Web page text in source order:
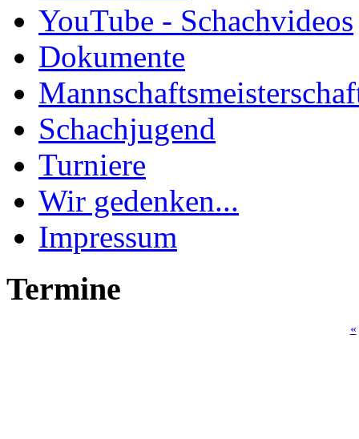
YouTube - Schachvideos
Dokumente
Schachjugend
Turniere
Wir gedenken...
Impressum
Termine
«